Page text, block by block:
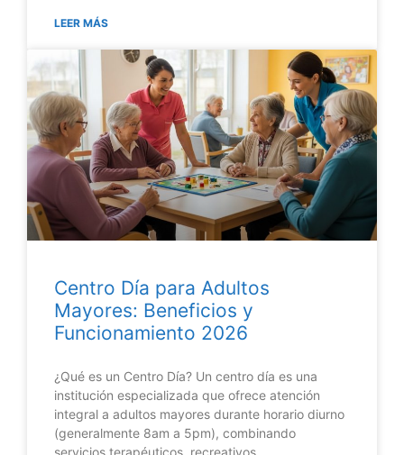
LEER MÁS
Centro Día para Adultos
Mayores: Beneficios y
Funcionamiento 2026
¿Qué es un Centro Día? Un centro día es una
institución especializada que ofrece atención
integral a adultos mayores durante horario diurno
(generalmente 8am a 5pm), combinando